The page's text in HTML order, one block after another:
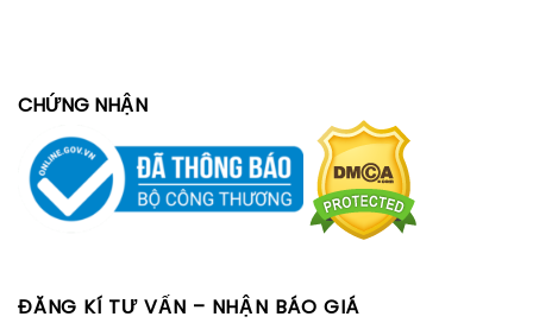
CHỨNG NHẬN
ĐĂNG KÍ TƯ VẤN – NHẬN BÁO GIÁ